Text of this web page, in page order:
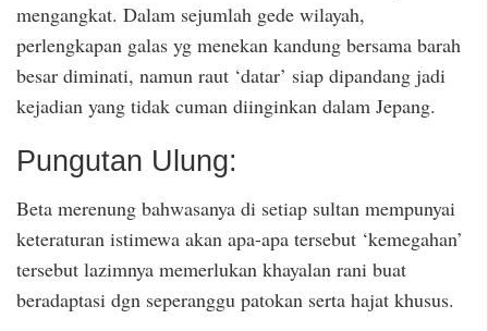
mengangkat. Dalam sejumlah gede wilayah,
perlengkapan galas yg menekan kandung bersama barah
besar diminati, namun raut ‘datar’ siap dipandang jadi
kejadian yang tidak cuman diinginkan dalam Jepang.
Pungutan Ulung:
Beta merenung bahwasanya di setiap sultan mempunyai
keteraturan istimewa akan apa-apa tersebut ‘kemegahan’
tersebut lazimnya memerlukan khayalan rani buat
beradaptasi dgn seperanggu patokan serta hajat khusus.